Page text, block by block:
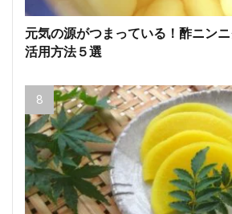
元気の源がつまっている！酢ニン
活用方法５選